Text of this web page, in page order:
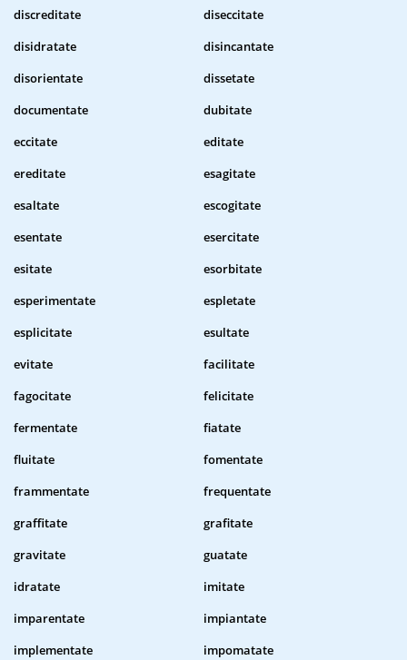
discreditate
diseccitate
disidratate
disincantate
disorientate
dissetate
documentate
dubitate
eccitate
editate
ereditate
esagitate
esaltate
escogitate
esentate
esercitate
esitate
esorbitate
esperimentate
espletate
esplicitate
esultate
evitate
facilitate
fagocitate
felicitate
fermentate
fiatate
fluitate
fomentate
frammentate
frequentate
graffitate
grafitate
gravitate
guatate
idratate
imitate
imparentate
impiantate
implementate
impomatate